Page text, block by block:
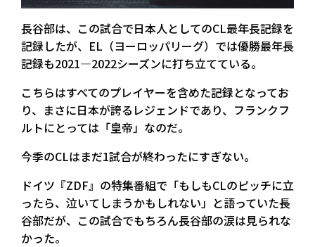
長谷部は、この試合で日本人としてのCL最年長記録を
記録したが、EL（ヨーロッパリーグ）では優勝最年長
記録も2021—2022シーズンに打ち立てている。
こちらはすべてのプレイヤーを含めた記録となってお
り、まさに日本が誇るレジェンドであり、フランクフ
ルトにとっては「皇帝」なのだ。
今季のCLはまだ1試合が終わったにすぎない。
ドイツ『ZDF』の特集番組で「もしもCLのピッチに立
ったら、泣いてしまうかもしれない」と語っていた長
谷部だが、この試合でもちろん長谷部の涙は見られな
かった。